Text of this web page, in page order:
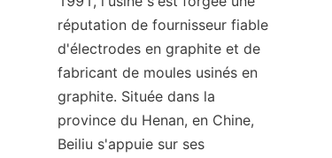
réputation de fournisseur fiable
d'électrodes en graphite et de
fabricant de moules usinés en
graphite. Située dans la
province du Henan, en Chine,
Beiliu s'appuie sur ses